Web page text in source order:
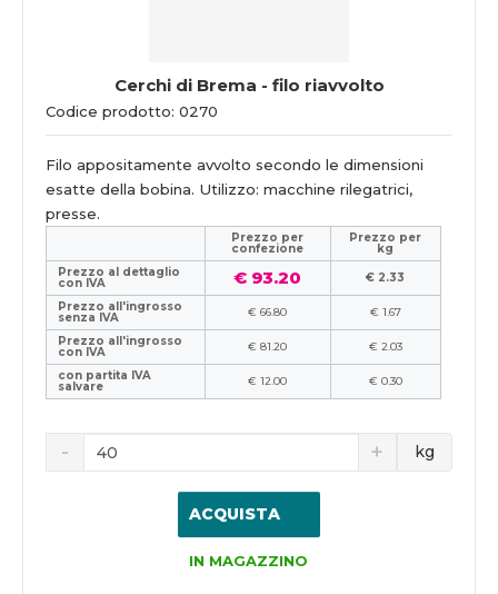
Cerchi di Brema - filo riavvolto
Codice prodotto: 0270
Filo appositamente avvolto secondo le dimensioni
esatte della bobina. Utilizzo: macchine rilegatrici,
presse.
Prezzo per
confezione
Prezzo per
kg
Prezzo al dettaglio
con IVA € 93.20
€ 2.33
Prezzo all'ingrosso
senza IVA € 66.80
€ 1.67
Prezzo all'ingrosso
con IVA € 81.20
€ 2.03
con partita IVA
salvare € 12.00 € 0.30
kg
ACQUISTA
IN MAGAZZINO